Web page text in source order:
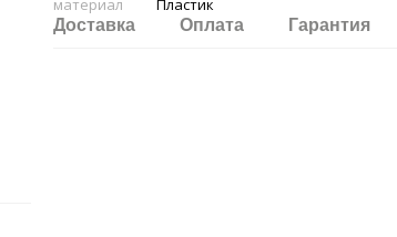
материал Пластик
Доставка Оплата Гарантия